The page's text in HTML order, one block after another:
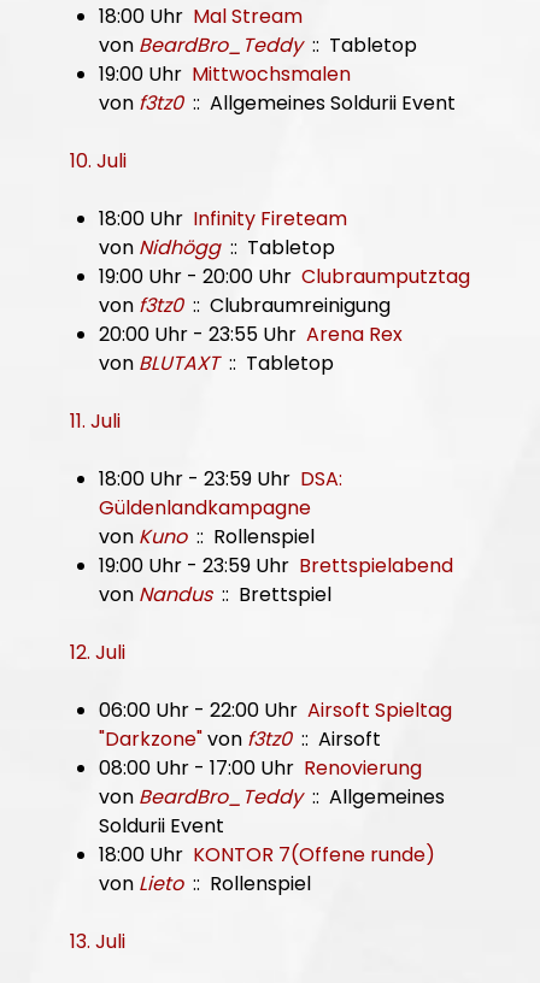
18:00 Uhr Mal Stream
von BeardBro_Teddy:: Tabletop
19:00 Uhr Mittwochsmalen
von f3tz0:: Allgemeines Soldurii Event
10. Juli
18:00 Uhr Infinity Fireteam
von Nidhögg:: Tabletop
19:00 Uhr - 20:00 Uhr Clubraumputztag
von f3tz0:: Clubraumreinigung
20:00 Uhr - 23:55 Uhr Arena Rex
von BLUTAXT:: Tabletop
11. Juli
18:00 Uhr - 23:59 Uhr DSA:
Güldenlandkampagne
von Kuno:: Rollenspiel
19:00 Uhr - 23:59 Uhr Brettspielabend
von Nandus:: Brettspiel
12. Juli
06:00 Uhr - 22:00 Uhr Airsoft Spieltag
"Darkzone"von f3tz0:: Airsoft
08:00 Uhr - 17:00 Uhr Renovierung
von BeardBro_Teddy:: Allgemeines
Soldurii Event
18:00 Uhr KONTOR 7(Offene runde)
von Lieto:: Rollenspiel
13. Juli